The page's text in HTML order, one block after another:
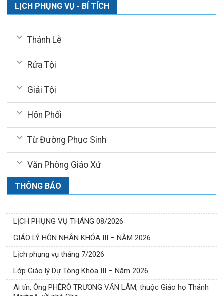
LỊCH PHỤNG VỤ - BÍ TÍCH
Thánh Lễ
Rửa Tội
Giải Tội
Hôn Phối
Từ Đường Phục Sinh
Văn Phòng Giáo Xứ
THÔNG BÁO
LỊCH PHỤNG VỤ THÁNG 08/2026
GIÁO LÝ HÔN NHÂN KHÓA III – NĂM 2026
Lịch phụng vụ tháng 7/2026
Lớp Giáo lý Dự Tòng Khóa III – Năm 2026
Ai tín, Ông PHÊRÔ TRƯƠNG VĂN LÂM, thuộc Giáo họ Thánh